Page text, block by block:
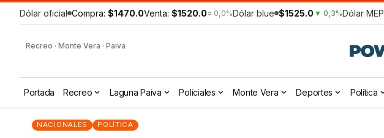
Dólar oficial Compra: $1470.0Venta: $1520.0 = 0,0%Dólar blue $1525.0 ▼ 0,3%Dólar MEP
Recreo · Monte Vera · Paiva
Portada Recreo Laguna Paiva Policiales Monte Vera Deportes Política
NACIONALES POLÍTICA